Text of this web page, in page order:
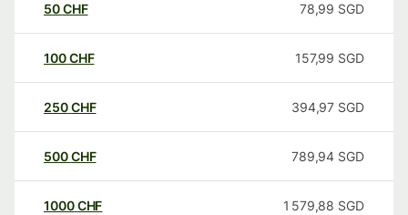
50CHF 78,99 SGD
100CHF 157,99 SGD
250CHF 394,97 SGD
500CHF 789,94 SGD
1000CHF 1 579,88 SGD